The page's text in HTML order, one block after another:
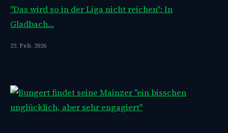
"Das wird so in der Liga nicht reichen": In
Gladbach…
22. Feb. 2026